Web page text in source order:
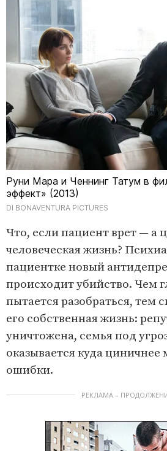
Руни Мара и Ченнинг Татум в
эффект» (2013)
DI BONAVENTURA PICTURES
Что, если пациент врет — а
человеческая жизнь?
пациентке новый
происходит убийство. Чем
пытается разобраться, тем
его собственная жизнь:
уничтожена, семья под
оказывается куда
ошибки.
РЕКЛАМА –